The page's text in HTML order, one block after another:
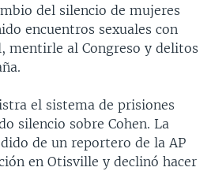
del silencio de mujeres
encuentros sexuales con
mentirle al Congreso y delitos
el sistema de prisiones
silencio sobre Cohen. La
de un reportero de la AP
en Otisville y declinó hacer